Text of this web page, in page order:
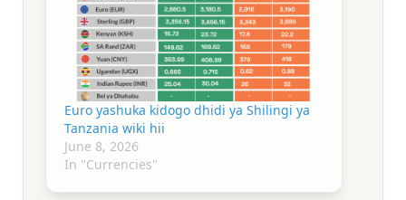
Euro yashuka kidogo dhidi ya Shilingi ya
Tanzania wiki hii
June 8, 2026
In "Currencies"